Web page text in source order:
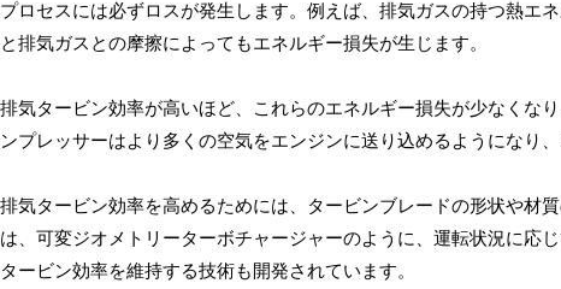
プロセスには必ずロスが発生します。例えば、排気ガスの持つ熱エ
と排気ガスとの摩擦によってもエネルギー損失が生じます。
排気タービン効率が高いほど、これらのエネルギー損失が少なくな
ンプレッサーはより多くの空気をエンジンに送り込めるようになり
排気タービン効率を高めるためには、タービンブレードの形状や材
は、可変ジオメトリーターボチャージャーのように、運転状況に応
タービン効率を維持する技術も開発されています。